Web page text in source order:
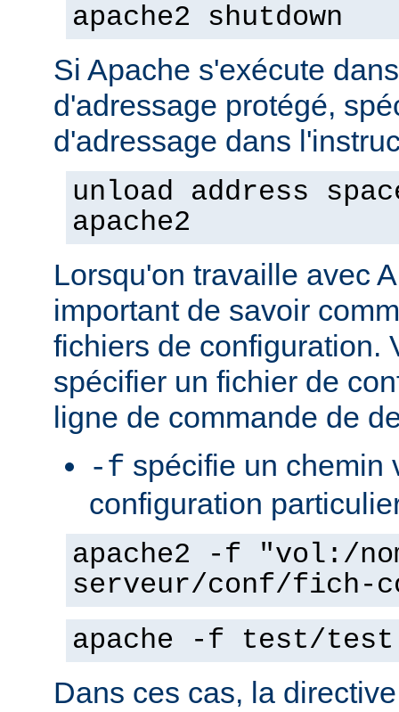
apache2 shutdown
Si Apache s'exécute
d'adressage protégé,
d'adressage dans
unload address
apache2
Lorsqu'on travaille avec
important de savoir
fichiers de configuration.
spécifier un fichier de
ligne de commande de
-f spécifie un chemin
configuration
apache2 -f "vol:/
serveur/conf/fich-
apache -f test/
Dans ces cas, la